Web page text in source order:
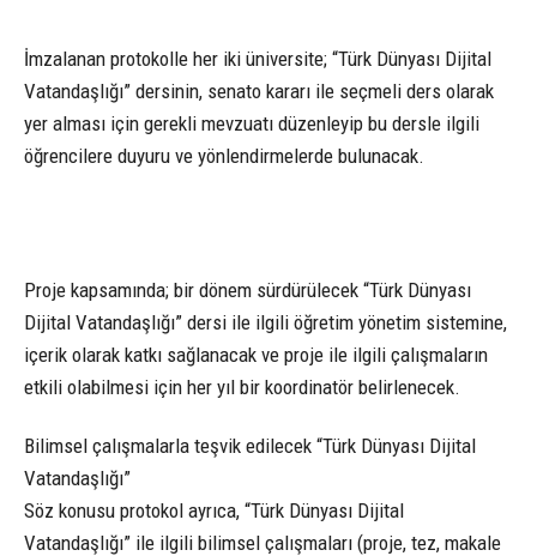
İmzalanan protokolle her iki üniversite; “Türk Dünyası Dijital
Vatandaşlığı” dersinin, senato kararı ile seçmeli ders olarak
yer alması için gerekli mevzuatı düzenleyip bu dersle ilgili
öğrencilere duyuru ve yönlendirmelerde bulunacak.
Proje kapsamında; bir dönem sürdürülecek “Türk Dünyası
Dijital Vatandaşlığı” dersi ile ilgili öğretim yönetim sistemine,
içerik olarak katkı sağlanacak ve proje ile ilgili çalışmaların
etkili olabilmesi için her yıl bir koordinatör belirlenecek.
Bilimsel çalışmalarla teşvik edilecek “Türk Dünyası Dijital
Vatandaşlığı”
Söz konusu protokol ayrıca, “Türk Dünyası Dijital
Vatandaşlığı” ile ilgili bilimsel çalışmaları (proje, tez, makale